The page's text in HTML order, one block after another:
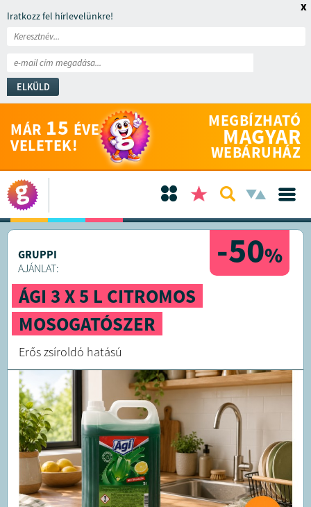
Iratkozz fel hírlevelünkre!
ELKÜLD
x
MÁR 15 ÉVE
VELETEK!
MEGBÍZHATÓ
MAGYAR
WEBÁRUHÁZ
-50%
GRUPPI
AJÁNLAT:
ÁGI 3 X 5 L CITROMOS
MOSOGATÓSZER
Erős zsíroldó hatású